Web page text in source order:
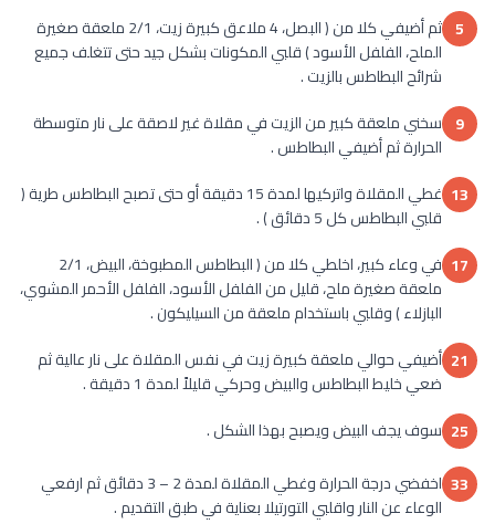
5
ثم أضيفي كلا من ( البصل، 4 ملاعق كبيرة زيت، 2/1 ملعقة صغيرة
الملح، الفلفل الأسود ) قلبي المكونات بشكل جيد حتى تتغلف جميع
شرائح البطاطس بالزيت .
9 سخني ملعقة كبير من الزيت في مقلاة غير لاصقة على نار متوسطة
الحرارة ثم أضيفي البطاطس .
13
غطي المقلاة واتركيها لمدة 15 دقيقة أو حتى تصبح البطاطس طرية (
قلبي البطاطس كل 5 دقائق ) .
17
في وعاء كبير، اخلطي كلا من ( البطاطس المطبوخة، البيض، 2/1
ملعقة صغيرة ملح، قليل من الفلفل الأسود، الفلفل الأحمر المشوي،
البازلاء ) وقلبي باستخدام ملعقة من السيليكون .
21 أضيفي حوالي ملعقة كبيرة زيت في نفس المقلاة على نار عالية ثم
ضعي خليط البطاطس والبيض وحركي قليلاً لمدة 1 دقيقة .
25 سوف يجف البيض ويصبح بهذا الشكل .
33
اخفضي درجة الحرارة وغطي المقلاة لمدة 2 – 3 دقائق ثم ارفعي
الوعاء عن النار واقلبي التورتيلا بعناية في طبق التقديم .